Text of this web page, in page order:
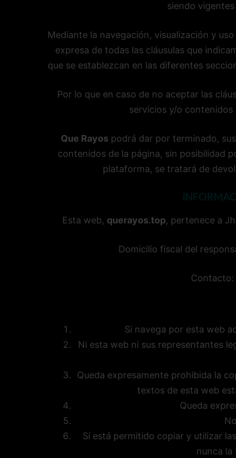
siendo
Mediante la navegación, visualización y
expresa de todas las cláusulas que
que se establezcan en las diferentes
Por lo que en caso de no aceptar las
servicios y/o contenidos
Que Rayos podrá dar por terminado,
contenidos de la página, sin posibilidad
plataforma, se tratará de
Esta web, querayos.top, pertenece a
Domicilio fiscal del
Contacto:
Si navega por esta web
Ni esta web ni sus representantes
Queda expresamente prohibida la
textos de esta web
Queda
Sí está permitido copiar y utilizar
nunca